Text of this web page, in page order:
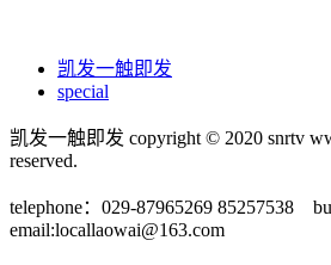
凯发一触即发
special
凯发一触即发 copyright © 2020 snrtv
reserved.
telephone：029-87965269 85257538
email:locallaowai@163.com